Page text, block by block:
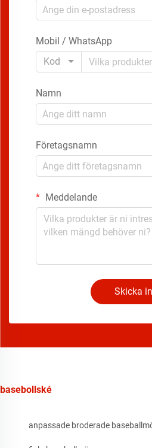
Mobil / WhatsApp
Kod
Namn
Företagsnamn
Meddelande
Skicka in
basebollské
anpassade broderade